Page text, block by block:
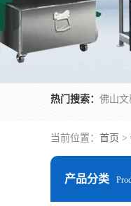
热门搜索：
当前位置： 首页 >
产品分类